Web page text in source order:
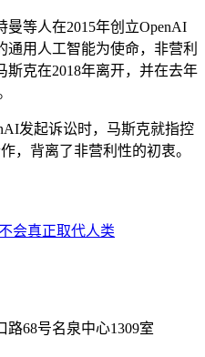
等人在2015年创立OpenAI
用人工智能为使命，非营利
克在2018年离开，并在去年
发起诉讼时，马斯克就指控
，背离了非营利性的初衷。
会真正取代人类
68号名泉中心1309室